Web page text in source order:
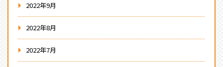
2022年9月
2022年8月
2022年7月